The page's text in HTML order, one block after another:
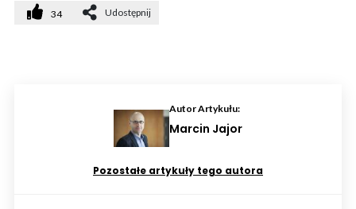
34 Udostępnij
Autor Artykułu:
Marcin Jajor
Pozostałe artykuły tego autora